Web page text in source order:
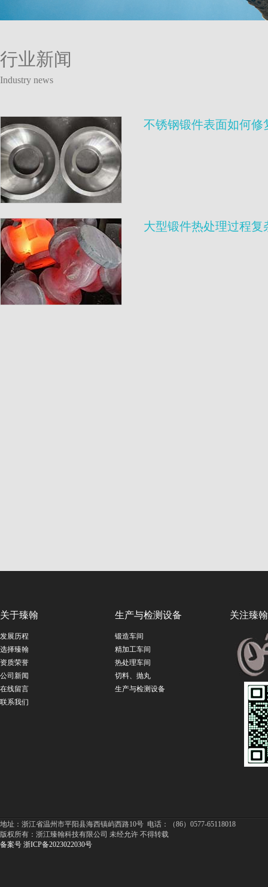
行业新闻
Industry news
不锈钢锻件表面如何修
大型锻件热处理过程复
关于臻翰
发展历程
选择臻翰
资质荣誉
公司新闻
在线留言
联系我们
生产与检测设备
锻造车间
精加工车间
热处理车间
切料、抛丸
生产与检测设备
关注臻翰
地址：浙江省温州市平阳县海西镇屿西路10号 电话：（86）0577-65118018
版权所有：浙江臻翰科技有限公司 未经允许 不得转载
备案号 浙ICP备2023022030号